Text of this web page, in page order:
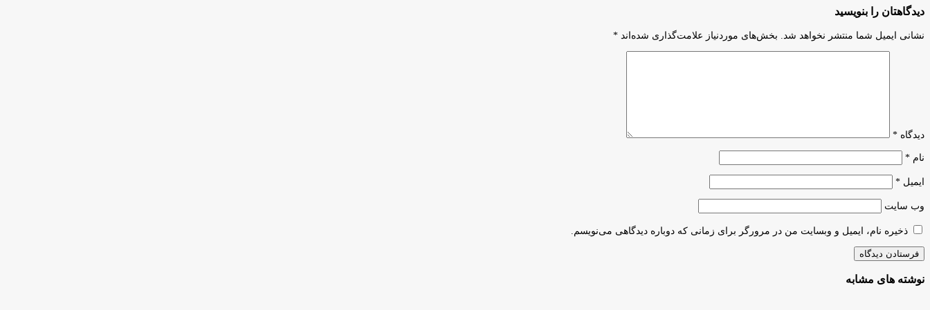
دیدگاهتان را بنویسید
نشانی ایمیل شما منتشر نخواهد شد. بخش‌های موردنیاز علامت‌گذاری شده‌اند *
دیدگاه *
نام *
ایمیل *
وب‌ سایت
ذخیره نام، ایمیل و وبسایت من در مرورگر برای زمانی که دوباره دیدگاهی می‌نویسم.
نوشته های مشابه